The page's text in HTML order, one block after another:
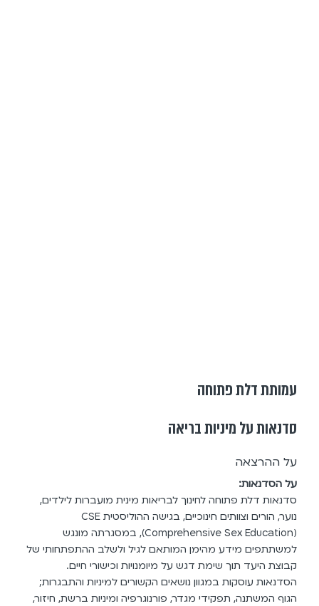
על ההרצאה
על הסדנאות:
סדנאות דלת פתוחה לחינוך לבריאות מינית מועברות לילדים,
נוער, הורים וצוותים חינוכיים, בגישה ההוליסטית CSE
(Comprehensive Sex Education), במסגרתה מונגש
למשתתפים מידע מהימן המותאם לגיל ולשלב ההתפתחותי של
קבוצת היעד תוך שימת דגש על מיומנויות וכישורי חיים.
הסדנאות עוסקות במגוון נושאים הקשורים למיניות והתבגרות;
הגוף המשתנה, תפקידי מגדר, פורנוגרפיה ומיניות ברשת, חיזור,
עמותת דלת פתוחה
סדנאות על מיניות בריאה